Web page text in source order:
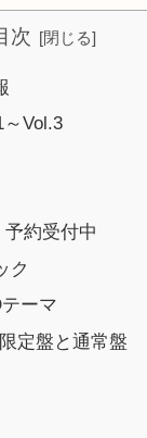
次
Vol.3
約受付中
ク
ーマ
定盤と通常盤